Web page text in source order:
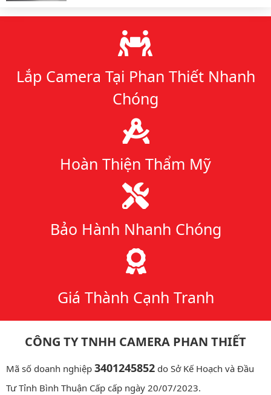
Lý do chọn chúng tôi
Lắp Camera Tại Phan Thiết Nhanh
Chóng
Hoàn Thiện Thẩm Mỹ
Bảo Hành Nhanh Chóng
Giá Thành Cạnh Tranh
CÔNG TY TNHH CAMERA PHAN THIẾT
Mã số doanh nghiệp 3401245852 do Sở Kế Hoạch và Đầu
Tư Tỉnh Bình Thuận Cấp cấp ngày 20/07/2023.